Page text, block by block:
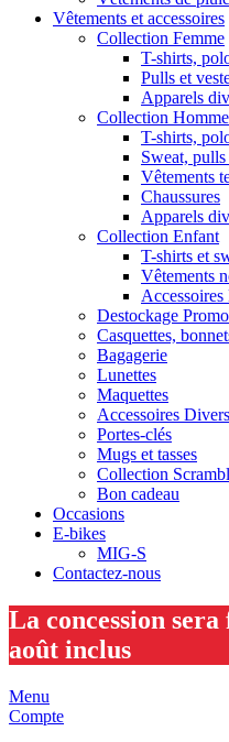
Vêtements et accessoires
Collection Femme
T-shirts,
Pulls et
Apparels
Collection Homme
T-shirts,
Sweat, pulls
Vêtements
Chaussures
Apparels
Collection Enfant
T-shirts et
Vêtements
Destockage
Casquettes,
Bagagerie
Lunettes
Maquettes
Accessoires Divers
Portes-clés
Mugs et tasses
Collection
Bon cadeau
Occasions
E-bikes
MIG-S
Contactez-nous
La concession
août inclus
Menu
Compte